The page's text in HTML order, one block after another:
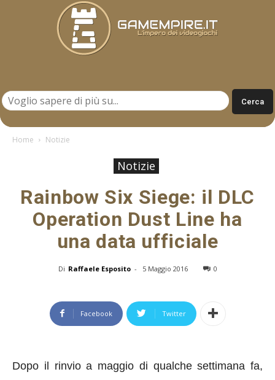
Home Notizie
Notizie
Rainbow Six Siege: il DLC
Operation Dust Line ha
una data ufficiale
Di Raffaele Esposito - 5 Maggio 2016 0
Facebook Twitter
Dopo il rinvio a maggio di qualche settimana fa,